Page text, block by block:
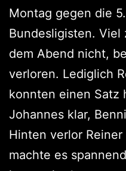
Montag gegen die
Bundesligisten. Viel
dem Abend nicht,
verloren. Lediglich
konnten einen Satz
Johannes klar,
Hinten verlor
machte es